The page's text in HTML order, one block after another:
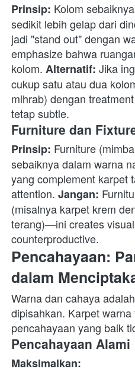
Prinsip: Kolom
sedikit lebih gelap dari
jadi "stand out" dengan
emphasize bahwa
kolom. Alternatif: Jika
cukup satu atau dua
mihrab) dengan
tetap subtle.
Furniture dan
Prinsip: Furniture
sebaiknya dalam warna
yang complement karpet
attention. Jangan:
(misalnya karpet krem
terang)—ini creates
counterproductive.
Pencahayaan:
dalam
Warna dan cahaya
dipisahkan. Karpet
pencahayaan yang baik
Pencahayaan Alami
Maksimalkan: